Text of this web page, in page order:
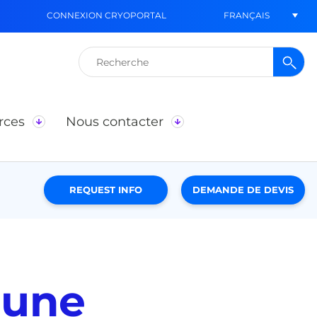
CONNEXION CRYOPORTAL FRANÇAIS
Rechercher :
Nous contacter
REQUEST INFO DEMANDE DE DEVIS